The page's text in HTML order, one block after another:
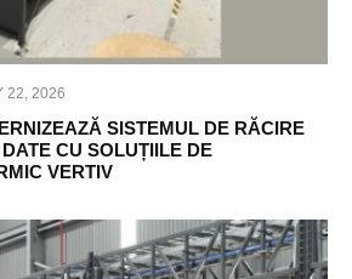
22, 2026
SISTEMUL DE RĂCIRE
CU SOLUȚIILE DE
VERTIV